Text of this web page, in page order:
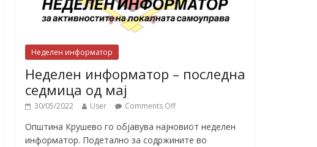
Неделен информатор
Неделен информатор – последна
седмица од мај
30/05/2022 User Comments Off
Општина Крушево го објавува најновиот неделен
информатор. Подетално за содржините во